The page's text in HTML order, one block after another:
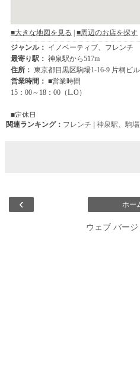
関連ランキング： フレンチ | 神泉駅 駒
‹ ホー
ウェブ バー